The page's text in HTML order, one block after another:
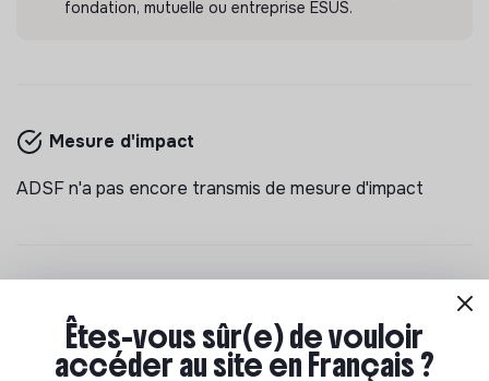
fondation, mutuelle ou entreprise ESUS.
Mesure d'impact
ADSF n'a pas encore transmis de mesure d'impact
Cette structure n'a pas souhaité nous communiquer les
labels ou certifications qu'elle a pu obtenir.
Êtes-vous sûr(e) de vouloir
accéder au site en Français ?